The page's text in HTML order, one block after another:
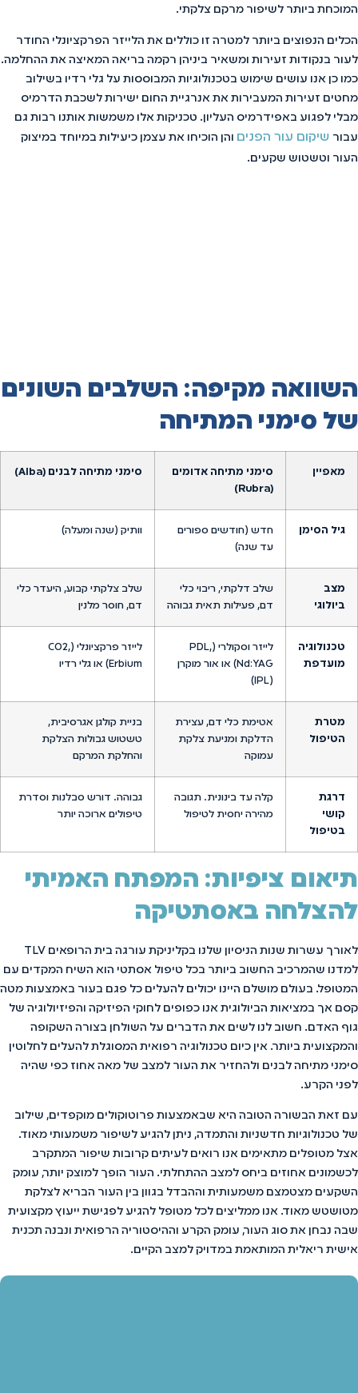
המוכחת ביותר לשיפור מרקם צלקתי.
הכלים הנפוצים ביותר למטרה זו כוללים את הלייזר הפרקציונלי החודר
לעור בנקודות זעירות ומשאיר ביניהן רקמה בריאה המאיצה את ההחלמה.
כמו כן אנו עושים שימוש בטכנולוגיות המבוססות על גלי רדיו בשילוב
מחטים זעירות המעבירות את אנרגיית החום ישירות לשכבת הדרמיס
מבלי לפגוע באפידרמיס העליון. טכניקות אלו משמשות אותנו רבות גם
עבור שיקום עור הפנים והן הוכיחו את עצמן כיעילות במיוחד במיצוק
העור וטשטוש שקעים.
השוואה מקיפה: השלבים השונים
של סימני המתיחה
מאפיין
סימני מתיחה אדומים
(Rubra)
סימני מתיחה לבנים (Alba)
גיל הסימן
חדש (חודשים ספורים
עד שנה)
וותיק (שנה ומעלה)
מצב
ביולוגי
שלב דלקתי, ריבוי כלי
דם, פעילות תאית גבוהה
שלב צלקתי קבוע, היעדר כלי
דם, חוסר מלנין
טכנולוגיה
מועדפת
לייזר וסקולרי (PDL,
Nd:YAG) או אור מוקרן
(IPL)
לייזר פרקציונלי (CO2,
Erbium) או גלי רדיו
מטרת
הטיפול
אטימת כלי דם, עצירת
הדלקת ומניעת צלקת
עמוקה
בניית קולגן אגרסיבית,
טשטוש גבולות הצלקת
והחלקת המרקם
דרגת
קושי
בטיפול
קלה עד בינונית. תגובה
מהירה יחסית לטיפול
גבוהה. דורש סבלנות וסדרת
טיפולים ארוכה יותר
תיאום ציפיות: המפתח האמיתי
להצלחה באסתטיקה
לאורך עשרות שנות הניסיון שלנו בקליניקת עורגה בית הרופאים TLV
למדנו שהמרכיב החשוב ביותר בכל טיפול אסתטי הוא השיח המקדים עם
המטופל. בעולם מושלם היינו יכולים להעלים כל פגם בעור באמצעות מטה
קסם אך במציאות הביולוגית אנו כפופים לחוקי הפיזיקה והפיזיולוגיה של
גוף האדם. חשוב לנו לשים את הדברים על השולחן בצורה השקופה
והמקצועית ביותר. אין כיום טכנולוגיה רפואית המסוגלת להעלים לחלוטין
סימני מתיחה לבנים ולהחזיר את העור למצב של מאה אחוז כפי שהיה
לפני הקרע.
עם זאת הבשורה הטובה היא שבאמצעות פרוטוקולים מוקפדים, שילוב
של טכנולוגיות חדשניות והתמדה, ניתן להגיע לשיפור משמעותי מאוד.
אצל מטופלים מתאימים אנו רואים לעיתים קרובות שיפור המתקרב
לכשמונים אחוזים ביחס למצב ההתחלתי. העור הופך למוצק יותר, עומק
השקעים מצטמצם משמעותית וההבדל בגוון בין העור הבריא לצלקת
מטושטש מאוד. אנו ממליצים לכל מטופל להגיע לפגישת ייעוץ מקצועית
שבה נבחן את סוג העור, עומק הקרע וההיסטוריה הרפואית ונבנה תכנית
אישית ריאלית המותאמת במדויק למצב הקיים.